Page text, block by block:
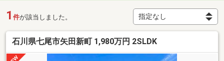
1 件が該当しました。
石川県七尾市矢田新町 1,980万円 2SLDK